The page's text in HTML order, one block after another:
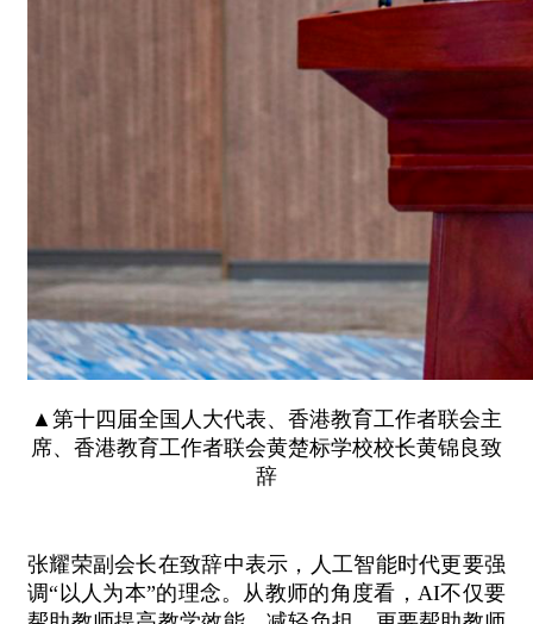
▲第十四届全国人大代表、香港教育工作者联会主
席、香港教育工作者联会黄楚标学校校长黄锦良致
辞
张耀荣副会长在致辞中表示，人工智能时代更要强
调“以人为本”的理念。从教师的角度看，AI不仅要